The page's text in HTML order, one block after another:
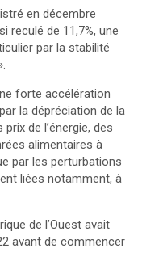
en décembre
reculé de 11,7%, une
par la stabilité
forte accélération
la dépréciation de la
de l’énergie, des
alimentaires à
par les perturbations
liées notamment, à
de l’Ouest avait
avant de commencer